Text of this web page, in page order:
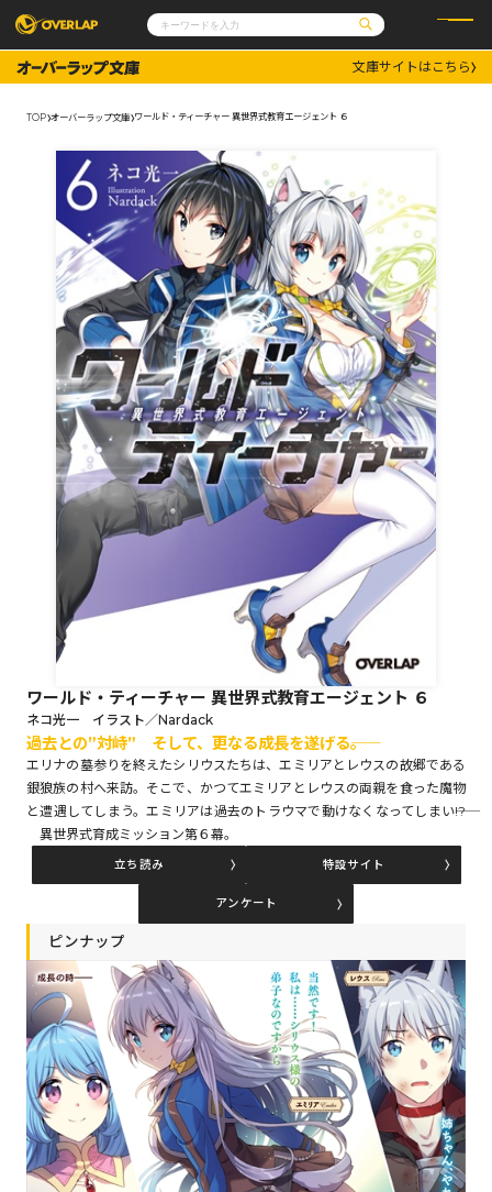
コミックガルド
コミッククリエ
文庫
ノベルス
その他
コミックエッセイ
ポケットモンスター
アニメ
ゲーム
通販・NEWS
OVERLAP STORE
オーバーラップ広報室
企業
会社概要
採用情報
アクセス
オーバーラップホールディングス
お問い合わせはこちら
オーバーラップ文庫
オーバーラップノベルス
オーバーラップノベルスf
コミックガルド
コミッククリエ
リキューレ
コミックエッセイ
閉じる
文庫サイトはこちら
TOP オーバーラップ文庫 ワールド・ティーチャー 異世界式教育エージェント ６
ワールド・ティーチャー 異世界式教育エージェント ６
ネコ光一 イラスト／Nardack
過去との”対峙” そして、更なる成長を遂げる――。
エリナの墓参りを終えたシリウスたちは、エミリアとレウスの故郷である
銀狼族の村へ来訪。そこで、かつてエミリアとレウスの両親を食った魔物
と遭遇してしまう。エミリアは過去のトラウマで動けなくなってしまい――!?
異世界式育成ミッション第６幕。
立ち読み 特設サイト
アンケート
ピンナップ